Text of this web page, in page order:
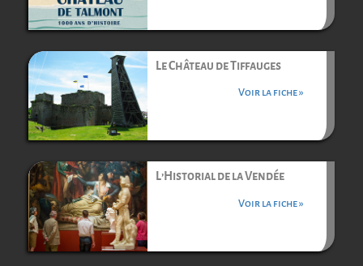
Le Château de Tiffauges
Voir la fiche »
L’Historial de la Vendée
Voir la fiche »